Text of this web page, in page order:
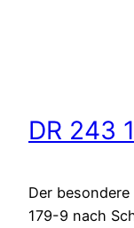
DR 243
Der
179-9 nach